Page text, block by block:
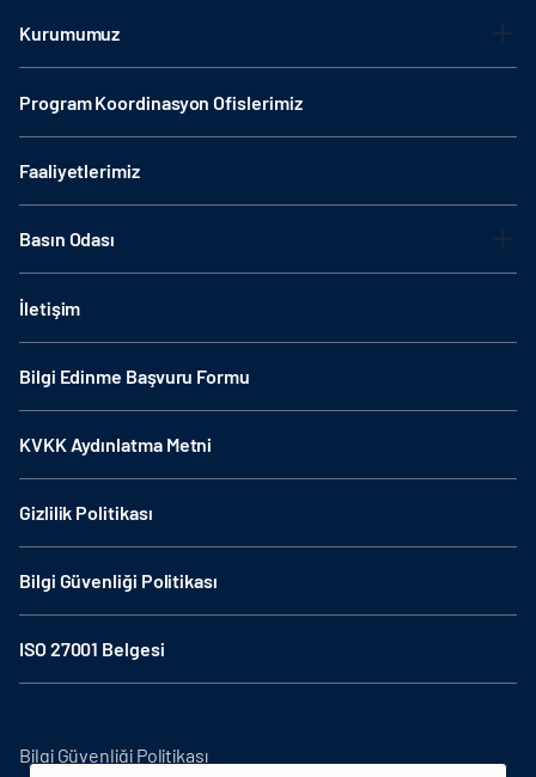
Kurumumuz
Program Koordinasyon Ofislerimiz
Faaliyetlerimiz
Basın Odası
İletişim
Bilgi Edinme Başvuru Formu
KVKK Aydınlatma Metni
Gizlilik Politikası
Bilgi Güvenliği Politikası
ISO 27001 Belgesi
Bilgi Güvenliği Politikası